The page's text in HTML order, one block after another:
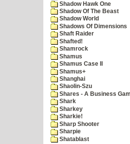
Shadow Hawk One
Shadow Of The Beast
Shadow World
Shadows Of Dimensions
Shaft Raider
Shafted!
Shamrock
Shamus
Shamus Case II
Shamus+
Shanghai
Shaolin-Szu
Shares - A Business
Shark
Sharkey
Sharkie!
Sharp Shooter
Sharpie
Shatablast